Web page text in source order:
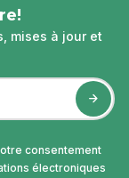
mises à jour et
consentement
électroniques